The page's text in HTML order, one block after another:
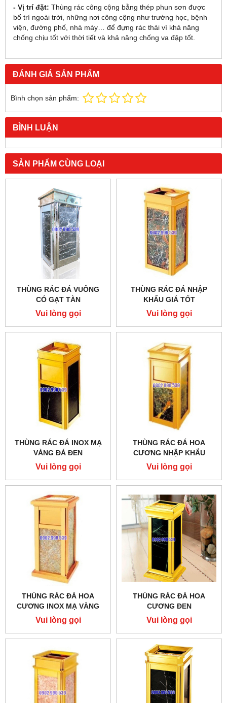
- Vị trí đặt: Thùng rác công cộng bằng thép phun sơn được
bố trí ngoài trời, những nơi công cộng như trường học, bệnh
viện, đường phố, nhà máy… để đựng rác thải vì khả năng
chống chịu tốt với thời tiết và khả năng chống va đập tốt.
ĐÁNH GIÁ SẢN PHẨM
Bình chọn sản phẩm:
BÌNH LUẬN
SẢN PHẨM CÙNG LOẠI
THÙNG RÁC ĐÁ VUÔNG
CÓ GẠT TÀN
Vui lòng gọi
THÙNG RÁC ĐÁ NHẬP
KHẨU GIÁ TỐT
Vui lòng gọi
THÙNG RÁC ĐÁ INOX MẠ
VÀNG ĐÁ ĐEN
Vui lòng gọi
THÙNG RÁC ĐÁ HOA
CƯƠNG NHẬP KHẨU
Vui lòng gọi
THÙNG RÁC ĐÁ HOA
CƯƠNG INOX MẠ VÀNG
Vui lòng gọi
THÙNG RÁC ĐÁ HOA
CƯƠNG ĐEN
Vui lòng gọi